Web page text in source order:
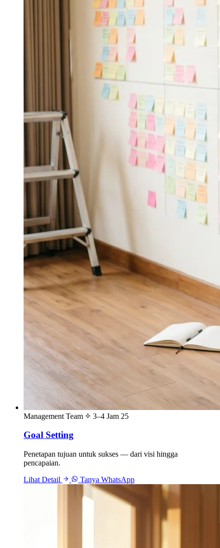
Management Team 3–4 Jam 25
Goal Setting
Penetapan tujuan untuk sukses — dari visi hingga
pencapaian.
Lihat Detail
Tanya WhatsApp